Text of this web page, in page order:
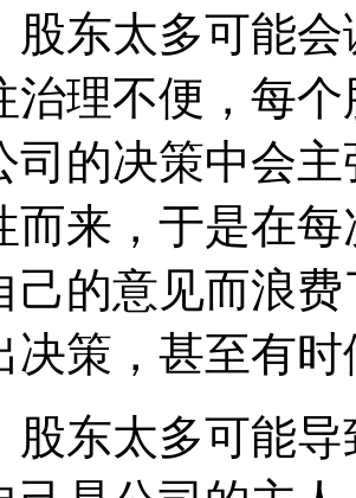
股东太多可能
治理不便，每
司的决策中会
而来，于是在
己的意见而浪
决策，甚至有
股东太多可能